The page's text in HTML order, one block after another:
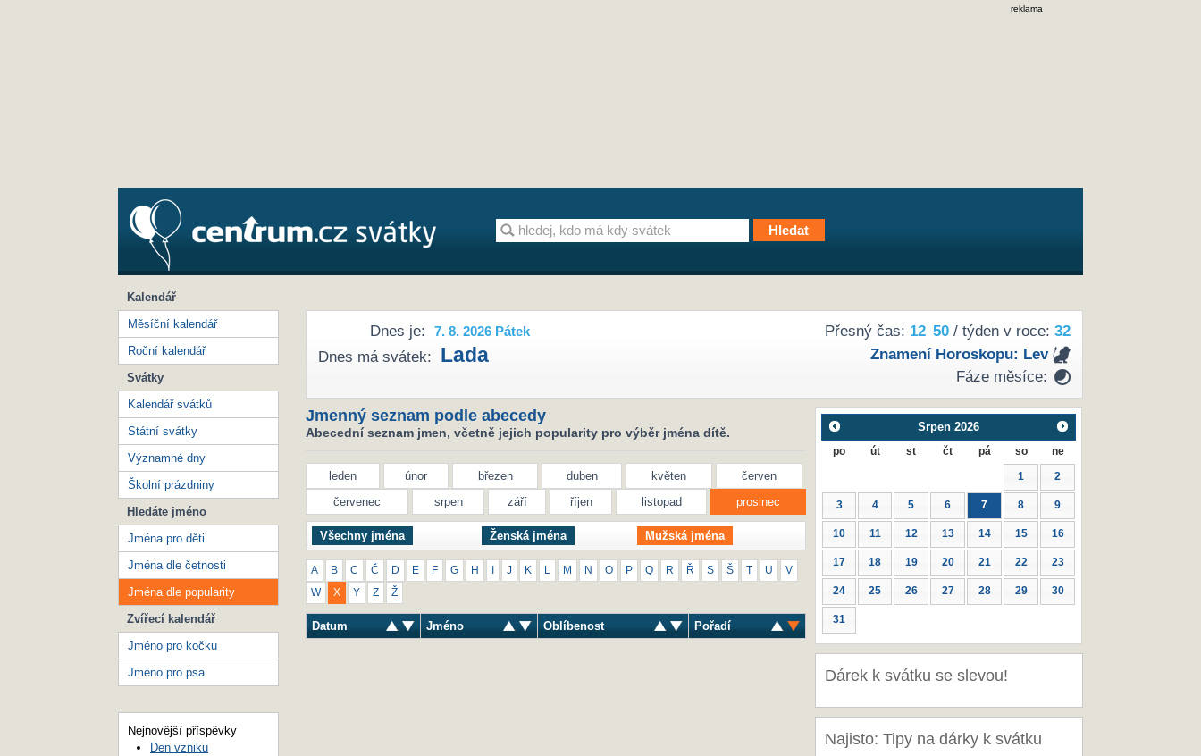
reklama
Přesný čas: 12 50/ týden v roce: 32
Znamení Horoskopu: Lev
Fáze měsíce:
Dnes je: 7. 8. 2026 Pátek
Dnes má svátek: Lada
Jmenný seznam podle abecedy
Abecední seznam jmen, včetně jejich popularity pro výběr jména dítě.
leden únor březen duben květen
červen
červenec
srpen září říjen listopad prosinec
Všechny jména Ženská jména Mužská jména
A B C Č D E F G H J K M N O P Q R Ř S Š U V
W X Y Z Ž
Datum Jméno Oblíbenost Pořadí
Srpen 2026
po út st čt pá so ne
1 2
3 4 5 6 7 8 9
10 11 12 13 14 15 16
17 18 19 20 21 22 23
24 25 26 27 28 29 30
31
Dárek k svátku se slevou!
Najisto: Tipy na dárky k svátku
Kalendář
Měsíční kalendář
Roční kalendář
Svátky
Kalendář svátků
Státní svátky
Významné dny
Školní prázdniny
Hledáte jméno
Jména pro děti
Jména dle četnosti
Jména dle popularity
Zvířecí kalendář
Jméno pro kočku
Jméno pro psa
Nejnovější příspěvky
Den vzniku